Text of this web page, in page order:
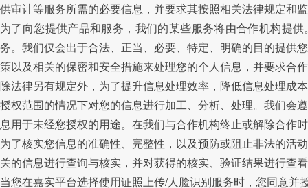
供审计等服务所需的必要信息，并要求其按照相关法律规定和
为了向您提供产品和服务，我们的某些服务将由合作机构提
务。 我们仅会出于合法、正当、必要、特定、明确的目的提供
策以及相关的保密和安全措施来处理您的个人信息，并要求合
除法律另有规定外，为了提升信息处理效率，降低信息处理成
授权范围的情况下对您的信息进行加工、分析、处理。我们会
息用于未经您授权的用途。在我们与合作机构终止或解除合作
为了核实您信息的准确性、完整性，以及预防或阻止非法的活
关的信息进行查询与核实，并对获得的核实、验证结果进行查
当您在嘉实平台选择使用证照上传/人脸识别服务时，您同意